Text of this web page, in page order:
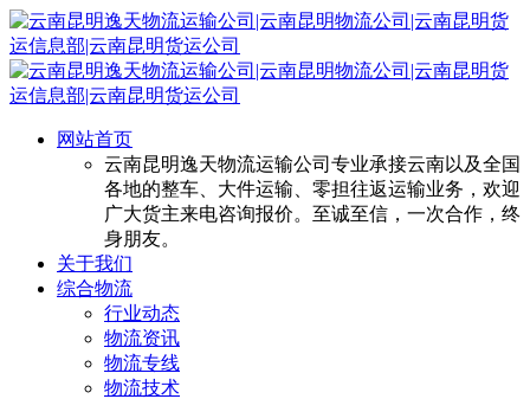
网站首页
云南昆明逸天物流运输公司专业承接云南以及全国
各地的整车、大件运输、零担往返运输业务，欢迎
广大货主来电咨询报价。至诚至信，一次合作，终
身朋友。
关于我们
综合物流
行业动态
物流资讯
物流专线
物流技术